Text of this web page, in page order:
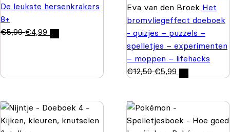
De leukste hersenkrakers
8+
€5,99 €4,99
Eva van den Broek Het
bromvliegeffect doeboek
- quizjes – puzzels –
spelletjes – experimenten
– moppen – lifehacks
€12,50 €5,99